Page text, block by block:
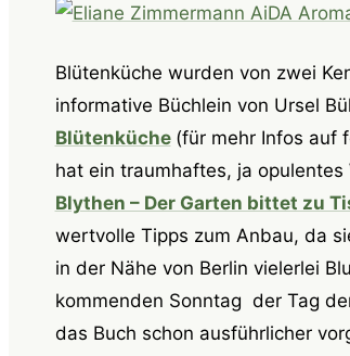
Blütenküche wurden von zwei
informative Büchlein von Ursel
Blütenküche (für mehr Infos auf
hat ein traumhaftes, ja opulentes
Blythen – Der Garten bittet zu
wertvolle Tipps zum Anbau, da
in der Nähe von Berlin vielerlei
kommenden Sonntag der Tag
das Buch schon ausführlicher